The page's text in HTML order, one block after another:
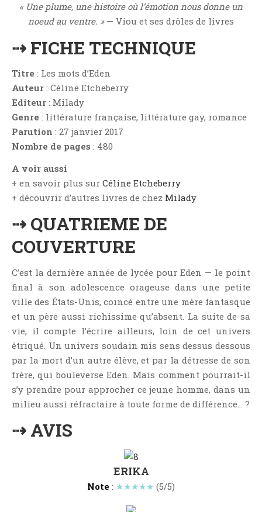
Articles D'Erika
Articles De Nadège
Aventure
Bande Dessinée
Bibliothèque De A À Z
Bilan
Biographie Et Autobiographie
Biographie Fictionnelle
Bit-Lit
Chick-Lit
Classique
Concours
Coup De Coeur
Critiques Express
Dark Erotica
Développement Personnel
Epistolaire
« Une plume, une histoire où l’émotion nous donne un
noeud au ventre. »— Viou et ses drôles de livres
⇢ FICHE TECHNIQUE
Titre : Les mots d’Eden
Auteur : Céline Etcheberry
Editeur : Milady
Genre : littérature française, littérature gay, romance
Parution : 27 janvier 2017
Nombre de pages : 480
A voir aussi
+ en savoir plus sur Céline Etcheberry
+ découvrir d’autres livres de chez Milady
⇢ QUATRIEME DE
COUVERTURE
C’est la dernière année de lycée pour Eden — le point
final à son adolescence orageuse dans une petite
ville des États-Unis, coincé entre une mère fantasque
et un père aussi richissime qu’absent. La suite de sa
vie, il compte l’écrire ailleurs, loin de cet univers
étriqué. Un univers soudain mis sens dessus dessous
par la mort d’un autre élève, et par la détresse de son
frère, qui bouleverse Eden. Mais comment pourrait-il
s’y prendre pour approcher ce jeune homme, dans un
milieu aussi réfractaire à toute forme de différence… ?
⇢ AVIS
ERIKA
Note : ★★★★★ (5/5)